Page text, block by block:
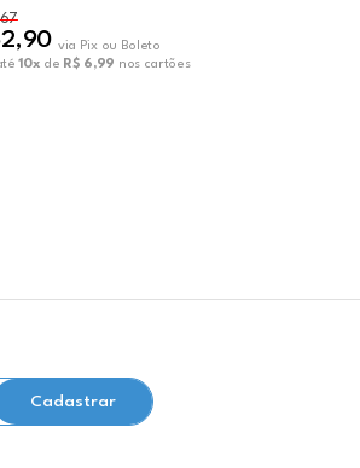
via Pix ou Boleto
10x de R$ 6,99 nos cartões
Cadastrar